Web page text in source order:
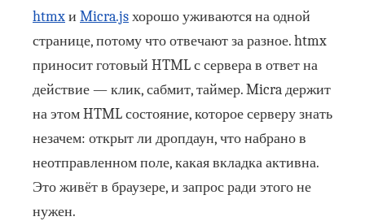
htmxи Micra.jsхорошо уживаются на одной
странице, потому что отвечают за разное. htmx
приносит готовый HTML с сервера в ответ на
действие — клик, сабмит, таймер. Micra держит
на этом HTML состояние, которое серверу знать
незачем: открыт ли дропдаун, что набрано в
неотправленном поле, какая вкладка активна.
Это живёт в браузере, и запрос ради этого не
нужен.